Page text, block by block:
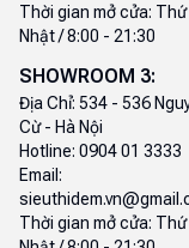
Thời gian mở cửa: Thứ
Nhật / 8:00 - 21:30
SHOWROOM 3:
Địa Chỉ: 534 - 536
Cừ - Hà Nội
Hotline: 0904 01 3333
Email:
Thời gian mở cửa: Thứ